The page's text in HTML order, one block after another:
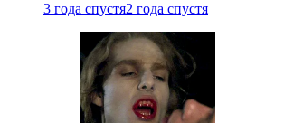
3 года спустя2 года спустя